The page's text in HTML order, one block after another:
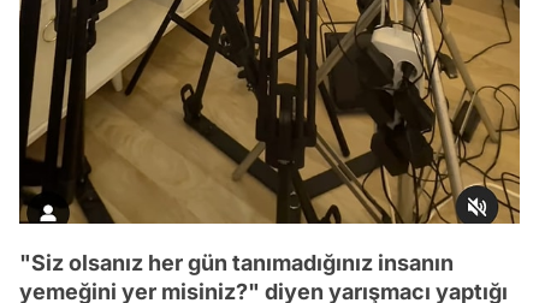
"Siz olsanız her gün tanımadığınız insanın
yemeğini yer misiniz?" diyen yarışmacı yaptığı